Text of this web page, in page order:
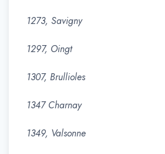
1273, Savigny
1297, Oingt
1307, Brullioles
1347 Charnay
1349, Valsonne